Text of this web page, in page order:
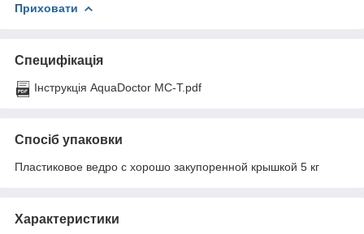
Приховати
Специфікація
Інструкція AquaDoctor MC-T.pdf
Спосіб упаковки
Пластиковое ведро с хорошо закупоренной крышкой 5 кг
Характеристики